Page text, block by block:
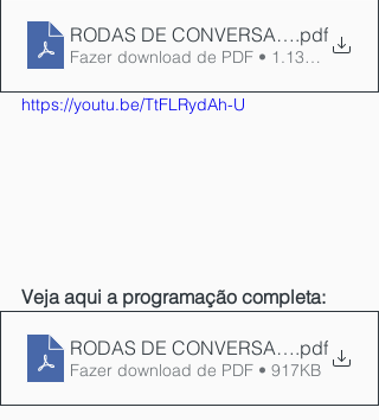
RODAS DE CONVERSA REDE-
.pdf
Fazer download de PDF • 1.13MB
https://youtu.be/TtFLRydAh-U
Veja aqui a programação completa:
RODAS DE CONVERSA REDE-
.pdf
Fazer download de PDF • 917KB